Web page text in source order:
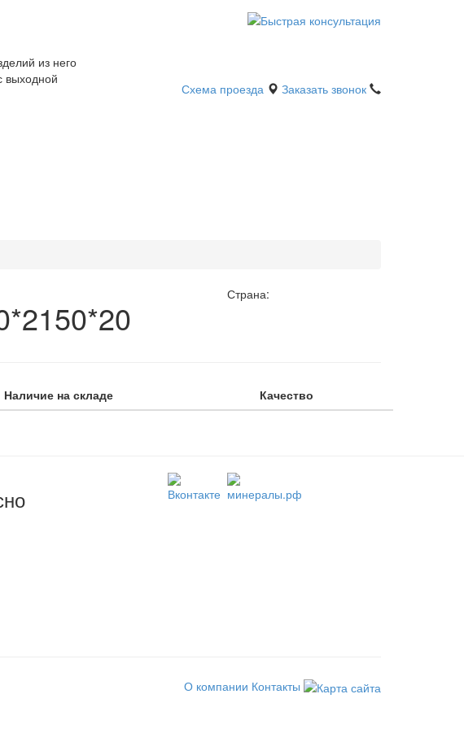
из него
выходной
Схема проезда Заказать звонок
Страна:
Наличие на складе Качество
О компании Контакты